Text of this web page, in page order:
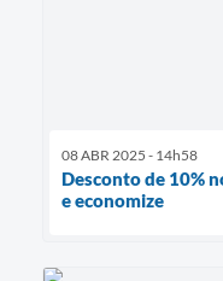
08 ABR 2025 - 14h58
Desconto de 10%
e economize